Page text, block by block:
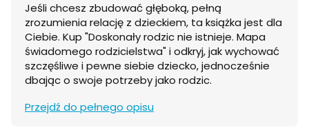
Jeśli chcesz zbudować głęboką, pełną
zrozumienia relację z dzieckiem, ta książka jest dla
Ciebie. Kup "Doskonały rodzic nie istnieje. Mapa
świadomego rodzicielstwa" i odkryj, jak wychować
szczęśliwe i pewne siebie dziecko, jednocześnie
dbając o swoje potrzeby jako rodzic.
Przejdź do pełnego opisu